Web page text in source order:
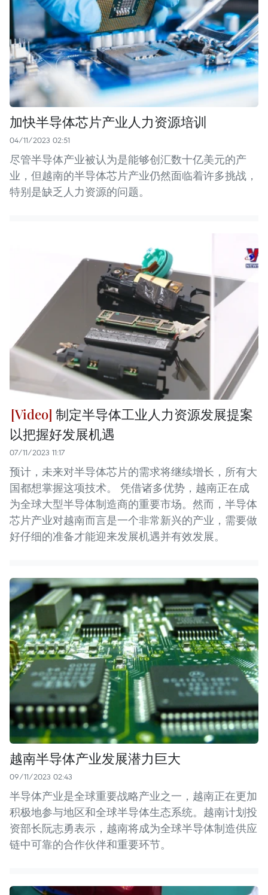
加快半导体芯片产业人力资源培训
04/11/2023 02:51
尽管半导体产业被认为是能够创汇数十亿美元的产
业，但越南的半导体芯片产业仍然面临着许多挑战，
特别是缺乏人力资源的问题。
制定半导体工业人力资源发展提案
以把握好发展机遇
07/11/2023 11:17
预计，未来对半导体芯片的需求将继续增长，所有大
国都想掌握这项技术。 凭借诸多优势，越南正在成
为全球大型半导体制造商的重要市场。然而，半导体
芯片产业对越南而言是一个非常新兴的产业，需要做
好仔细的准备才能迎来发展机遇并有效发展。
越南半导体产业发展潜力巨大
09/11/2023 02:43
半导体产业是全球重要战略产业之一，越南正在更加
积极地参与地区和全球半导体生态系统。越南计划投
资部长阮志勇表示，越南将成为全球半导体制造供应
链中可靠的合作伙伴和重要环节。